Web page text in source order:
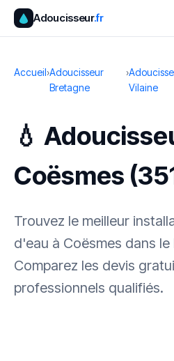
Adoucisseur.fr
Accueil›Adoucisseur
Bretagne
›
Vilaine
💧
Coësmes
Trouvez le meilleur
d'eau à Coësmes dans le
Comparez les devis
professionnels qualifiés.